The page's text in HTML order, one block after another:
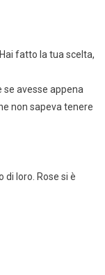
fatto la tua scelta,
se avesse appena
non sapeva tenere
di loro. Rose si è